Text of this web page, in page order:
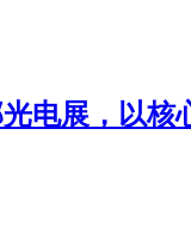
电展，以核